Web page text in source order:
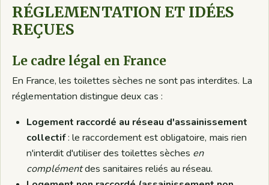
RÉGLEMENTATION ET IDÉES
REÇUES
Le cadre légal en France
En France, les toilettes sèches ne sont pas interdites. La
réglementation distingue deux cas :
Logement raccordé au réseau d'assainissement
collectif: le raccordement est obligatoire, mais rien
n'interdit d'utiliser des toilettes sèches en
complémentdes sanitaires reliés au réseau.